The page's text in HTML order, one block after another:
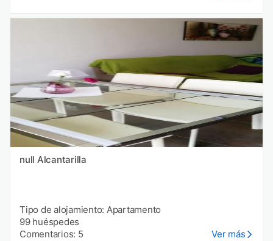
null Alcantarilla
Tipo de alojamiento: Apartamento
99 huéspedes
Comentarios: 5
Ver más